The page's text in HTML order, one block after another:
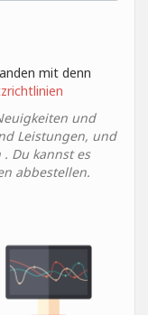
mit denn
und
Leistungen, und
Du kannst es
abbestellen.